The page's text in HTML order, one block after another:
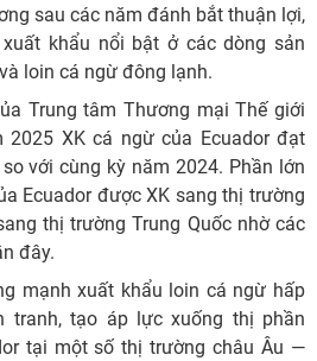
sau các năm đánh bắt thuận lợi,
khẩu nổi bật ở các dòng sản
loin cá ngừ đông lạnh.
Trung tâm Thương mại Thế giới
2025 XK cá ngừ của Ecuador đạt
với cùng kỳ năm 2024. Phần lớn
Ecuador được XK sang thị trường
thị trường Trung Quốc nhờ các
đây.
mạnh xuất khẩu loin cá ngừ hấp
tranh, tạo áp lực xuống thị phần
tại một số thị trường châu Âu —